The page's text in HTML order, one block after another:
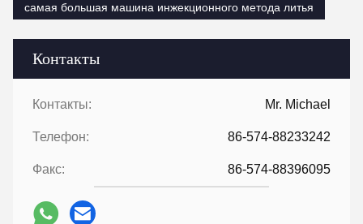
Контакты
Контакты: Mr. Michael
Телефон: 86-574-88233242
Факс: 86-574-88396095
самая большая машина инжекционного метода литья